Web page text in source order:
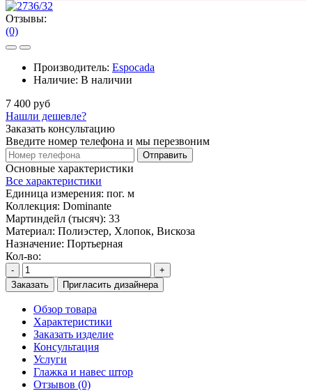
Отзывы:
(0)
Производитель: Espocada
Наличие: В наличии
7 400 руб
Нашли дешевле?
Заказать консультацию
Введите номер телефона и мы перезвоним
Отправить
Основные характеристики
Все характеристики
Единица измерения: пог. м
Коллекция: Dominante
Мартиндейл (тысяч): 33
Материал: Полиэстер, Хлопок, Вискоза
Назначение: Портьерная
Кол-во:
-
+
Заказать
Пригласить дизайнера
Обзор товара
Характеристики
Заказать изделие
Консультация
Услуги
Глажка и навес штор
Отзывов (0)